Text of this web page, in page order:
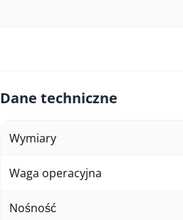
Dane techniczne
Wymiary
Waga operacyjna
Nośność